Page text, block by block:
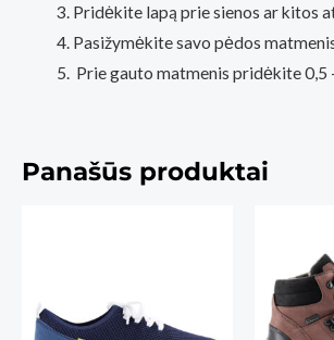
Pridėkite lapą prie sienos ar kitos
Pasižymėkite savo pėdos
Prie gauto matmenis pridėkite 0,5
Panašūs produktai